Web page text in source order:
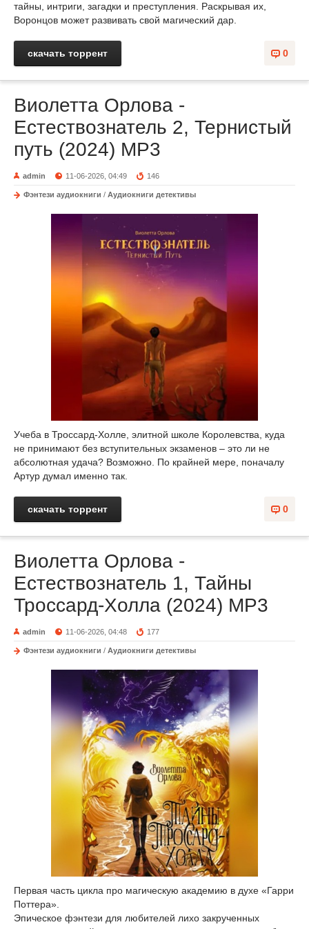
тайны, интриги, загадки и преступления. Раскрывая их,
Воронцов может развивать свой магический дар.
0
скачать торрент
Виолетта Орлова -
Естествознатель 2, Тернистый
путь (2024) МР3
admin 11-06-2026, 04:49 146
Фэнтези аудиокниги / Аудиокниги детективы
Учеба в Троссард-Холле, элитной школе Королевства, куда
не принимают без вступительных экзаменов – это ли не
абсолютная удача? Возможно. По крайней мере, поначалу
Артур думал именно так.
0
скачать торрент
Виолетта Орлова -
Естествознатель 1, Тайны
Троссард-Холла (2024) МР3
admin 11-06-2026, 04:48 177
Фэнтези аудиокниги / Аудиокниги детективы
Первая часть цикла про магическую академию в духе «Гарри
Поттера».
Эпическое фэнтези для любителей лихо закрученных